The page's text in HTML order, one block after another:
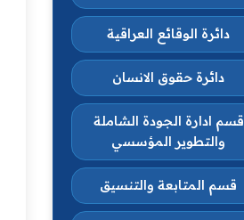
دائرة الوقائع العراقية
دائرة حقوق الانسان
قسم ادارة الجودة الشاملة
والتطوير المؤسسي
قسم المتابعة والتنسيق